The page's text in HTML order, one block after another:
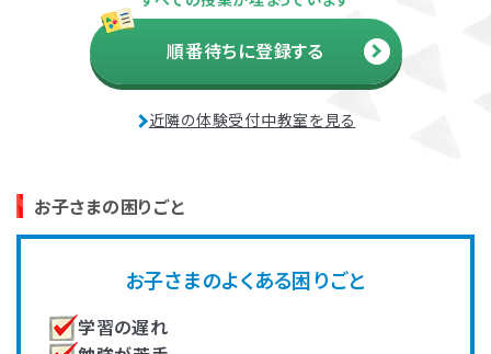
資料・体験授業のお問い合わせ
個人情報保護方針 サイトマップ
順番待ちに登録する
近隣の体験受付中教室を見る
お子さまの困りごと
お子さまのよくある困りごと
学習の遅れ
作業療法士（OT）
『ADHDの子どもたち』『臨床 作業
未就学児の家族支援プログラム
他、各教室の指導員育成に従事。
受給世帯
市町村民税
課税世帯
課税世帯
前年度の年間所得
890万円
4,600円
課税世帯
前年度の年間所得
890万円
までの世帯